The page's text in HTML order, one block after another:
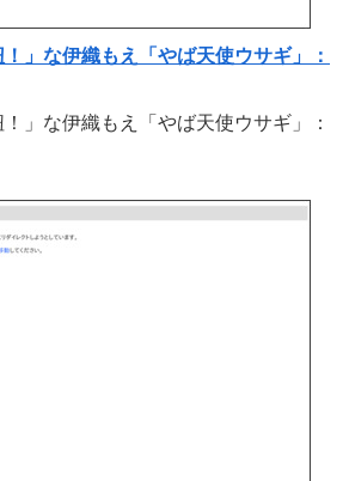
！」な伊織もえ「やば天使ウサギ」：
！」な伊織もえ「やば天使ウサギ」：